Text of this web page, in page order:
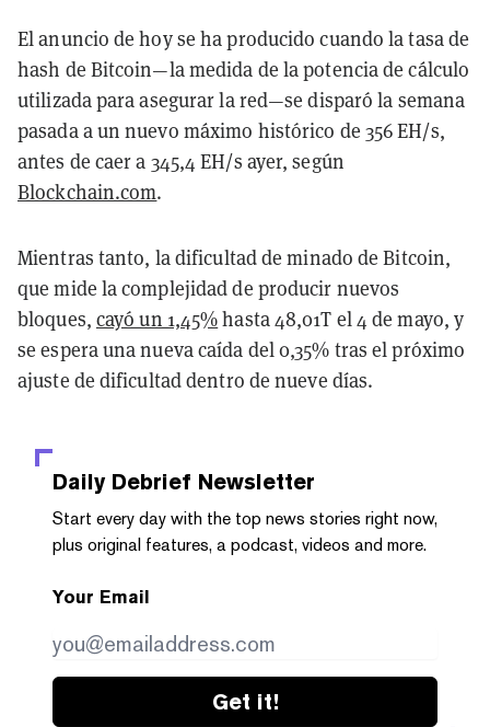
El anuncio de hoy se ha producido cuando la tasa de
hash de Bitcoin—la medida de la potencia de cálculo
utilizada para asegurar la red—se disparó la semana
pasada a un nuevo máximo histórico de 356 EH/s,
antes de caer a 345,4 EH/s ayer, según
Blockchain.com.
Mientras tanto, la dificultad de minado de Bitcoin,
que mide la complejidad de producir nuevos
bloques, cayó un 1,45%hasta 48,01T el 4 de mayo, y
se espera una nueva caída del 0,35% tras el próximo
ajuste de dificultad dentro de nueve días.
Daily Debrief Newsletter
Start every day with the top news stories right now,
plus original features, a podcast, videos and more.
Your Email
Get it!